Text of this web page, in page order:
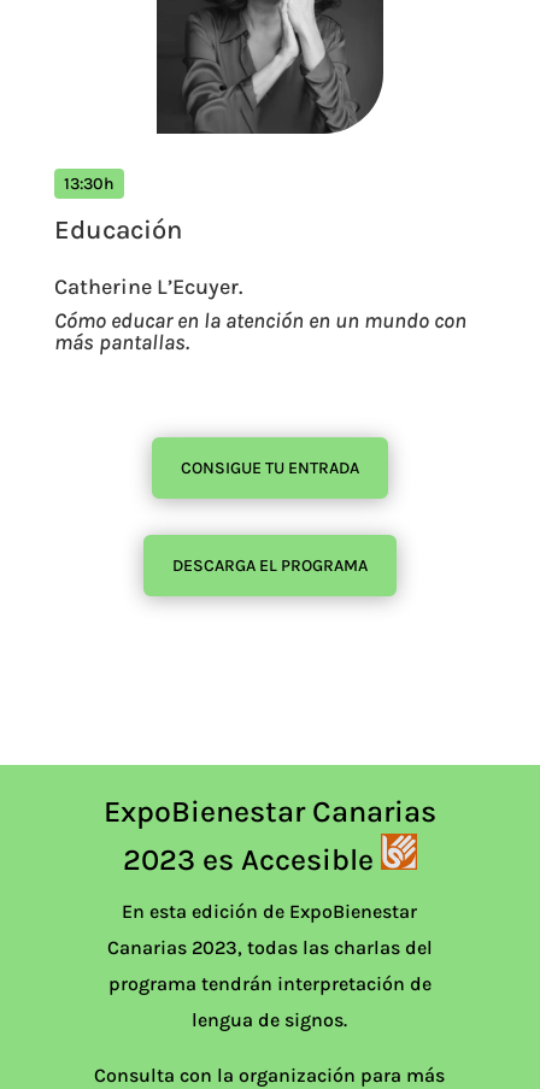
13:30h
Educación
Catherine L’Ecuyer.
Cómo educar en la atención en un mundo con
más pantallas.
CONSIGUE TU ENTRADA
DESCARGA EL PROGRAMA
ExpoBienestar Canarias
2023 es Accesible
En esta edición de ExpoBienestar
Canarias 2023, todas las charlas del
programa tendrán interpretación de
lengua de signos.
Consulta con la organización para más